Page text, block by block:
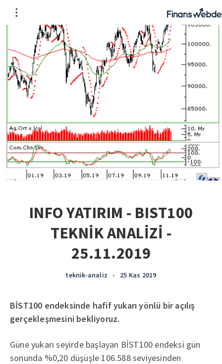
INFO YATIRIM - BIST100
TEKNİK ANALİZİ -
25.11.2019
teknik-analiz • 25 Kas 2019
BİST100 endeksinde hafif yukarı yönlü bir açılış
gerçekleşmesini bekliyoruz.
Güne yukarı seyirde başlayan BİST100 endeksi gün
sonunda %0,20 düşüşle 106.588 seviyesinden